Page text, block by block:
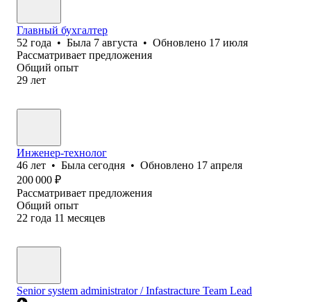
Главный бухгалтер
52 года • Была 7 августа • Обновлено 17 июля
Рассматривает предложения
Общий опыт
29 лет
Инженер-технолог
46 лет • Была сегодня • Обновлено 17 апреля
200 000 ₽
Рассматривает предложения
Общий опыт
22 года 11 месяцев
Senior system administrator / Infastracture Team Lead